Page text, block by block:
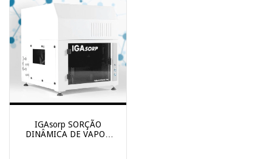
IGAsorp SORÇÃO
DINÂMICA DE VAPOR